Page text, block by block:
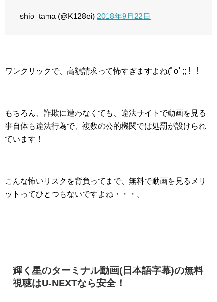
— shio_tama (@K128ei) 2018年9月22日
ワンクリックで、高額請求って怖すぎますよね(ﾟoﾟ;;！！
もちろん、詐欺に遭わなくても、違法サイトで動画を見る
事自体も違法行為で、複数の公的機関では処罰が設けられ
ています！
こんな怖いリスクを背負ってまで、無料で動画を見るメリ
ットってひとつもないですよね・・・。
輝く星のターミナル動画(日本語字幕)の無料
視聴はU-NEXTなら安全！